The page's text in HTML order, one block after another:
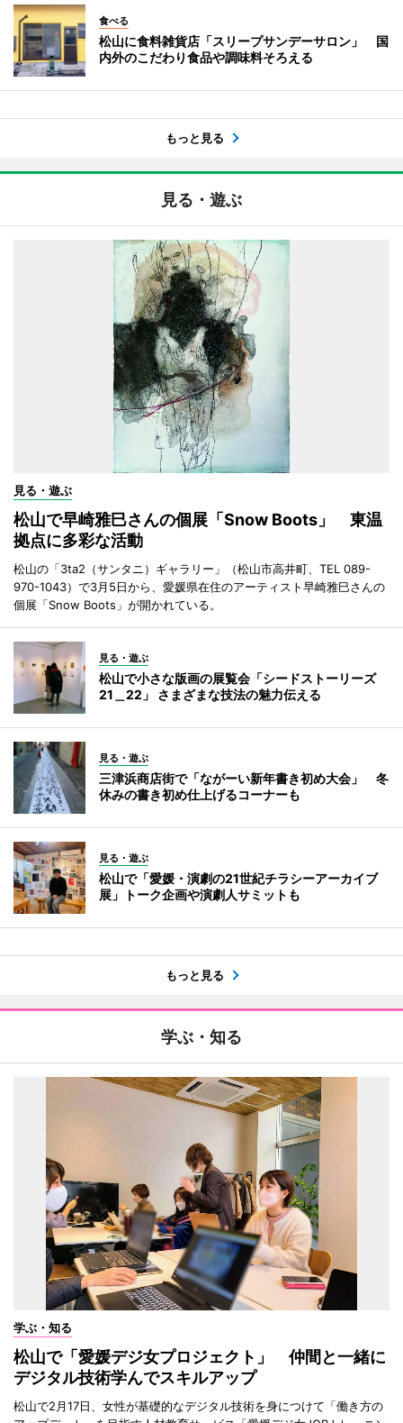
食べる
松山に食料雑貨店「スリープサンデーサロン」 国
内外のこだわり食品や調味料そろえる
もっと見る
見る・遊ぶ
見る・遊ぶ
松山で早崎雅巳さんの個展「Snow Boots」 東温
拠点に多彩な活動
松山の「3ta2（サンタニ）ギャラリー」（松山市高井町、TEL 089-
970-1043）で3月5日から、愛媛県在住のアーティスト早崎雅巳さんの
個展「Snow Boots」が開かれている。
見る・遊ぶ
松山で小さな版画の展覧会「シードストーリーズ
21＿22」 さまざまな技法の魅力伝える
見る・遊ぶ
三津浜商店街で「ながーい新年書き初め大会」 冬
休みの書き初め仕上げるコーナーも
見る・遊ぶ
松山で「愛媛・演劇の21世紀チラシーアーカイブ
展」トーク企画や演劇人サミットも
もっと見る
学ぶ・知る
学ぶ・知る
松山で「愛媛デジ女プロジェクト」 仲間と一緒に
デジタル技術学んでスキルアップ
松山で2月17日、女性が基礎的なデジタル技術を身につけて「働き方の